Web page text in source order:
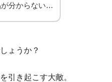
が分からない…
ょうか？
引き起こす大敵。